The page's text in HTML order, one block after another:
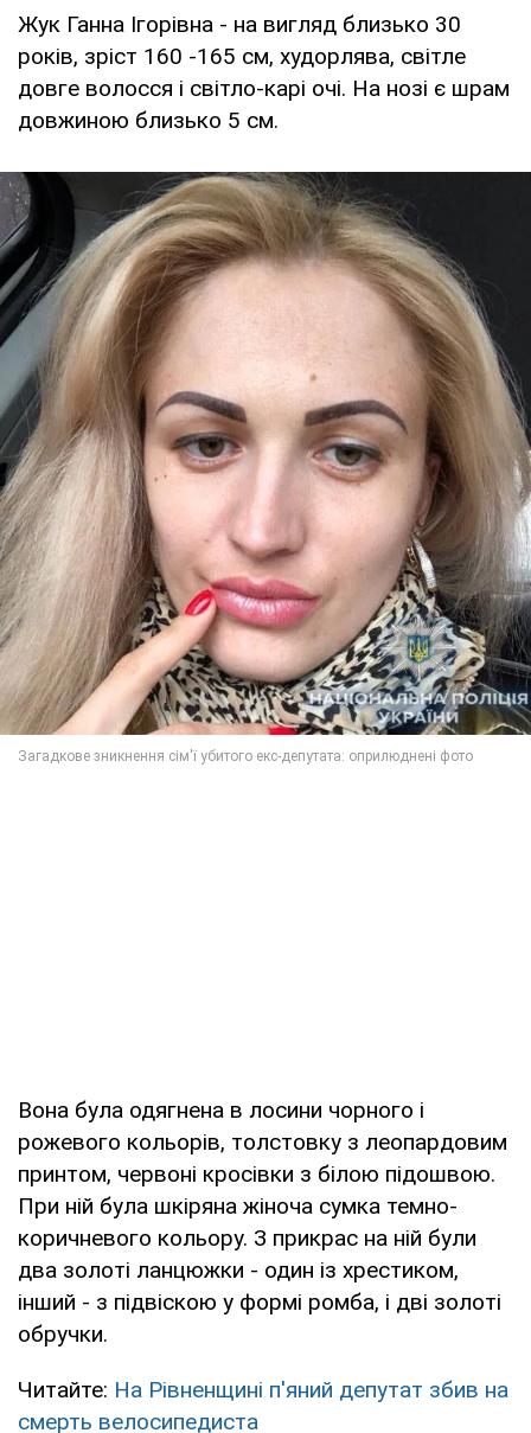
Жук Ганна Ігорівна - на вигляд близько 30
років, зріст 160 -165 см, худорлява, світле
довге волосся і світло-карі очі. На нозі є шрам
довжиною близько 5 см.
Вона була одягнена в лосини чорного і
рожевого кольорів, толстовку з леопардовим
принтом, червоні кросівки з білою підошвою.
При ній була шкіряна жіноча сумка темно-
коричневого кольору. З прикрас на ній були
два золоті ланцюжки - один із хрестиком,
інший - з підвіскою у формі ромба, і дві золоті
обручки.
Читайте: На Рівненщині п'яний депутат збив на
смерть велосипедиста